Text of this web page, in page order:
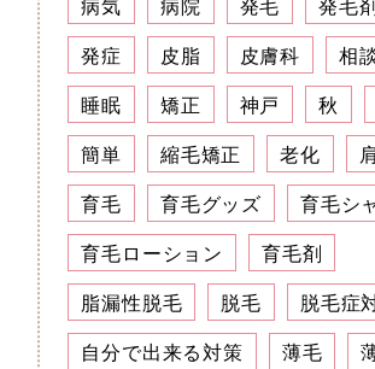
発症
皮脂 皮膚科
相
睡眠
矯正 神戸 秋
簡単
縮毛矯正 老化
育毛
育毛グッズ
育毛シ
育毛ローション
育毛剤
脂漏性脱毛
脱毛
脱毛症
自分で出来る対策
薄毛